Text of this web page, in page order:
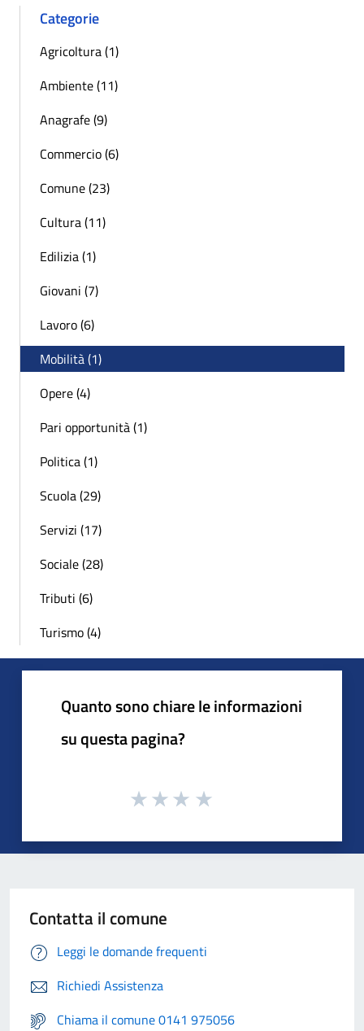
Categorie
Agricoltura (1)
Ambiente (11)
Anagrafe (9)
Commercio (6)
Comune (23)
Cultura (11)
Edilizia (1)
Giovani (7)
Lavoro (6)
Mobilità (1)
Opere (4)
Pari opportunità (1)
Politica (1)
Scuola (29)
Servizi (17)
Sociale (28)
Tributi (6)
Turismo (4)
Quanto sono chiare le informazioni
su questa pagina?
Contatta il comune
Leggi le domande frequenti
Richiedi Assistenza
Chiama il comune 0141 975056